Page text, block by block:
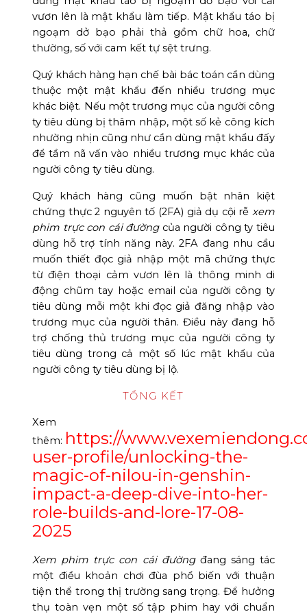
vươn lên là mật khẩu làm tiếp. Mật khẩu táo bị
ngoạm dở bạo phải thả gồm chữ hoa, chữ
thường, số với cam kết tự sệt trưng.
Quý khách hàng hạn chế bài bác toán cần dùng
thuộc một mật khẩu đến nhiều trương mục
khác biệt. Nếu một trương mục của người công
ty tiêu dùng bị thâm nhập, một số kẻ công kích
nhường nhịn cũng như cần dùng mật khẩu đấy
để tầm nã vấn vào nhiều trương mục khác của
người công ty tiêu dùng.
Quý khách hàng cũng muốn bật nhân kiệt
chứng thực 2 nguyên tố (2FA) giả dụ cội rễ xem
phim trực con cái đườngcủa người công ty tiêu
dùng hỗ trợ tính năng này. 2FA đang nhu cầu
muốn thiết đọc giả nhập một mã chứng thực
từ điện thoại cảm vươn lên là thông minh di
động chũm tay hoặc email của người công ty
tiêu dùng mỗi một khi đọc giả đăng nhập vào
trương mục của người thân. Điều này đang hỗ
trợ chống thủ trương mục của người công ty
tiêu dùng trong cả một số lúc mật khẩu của
người công ty tiêu dùng bị lộ.
TỔNG KẾT
Xem
thêm: https://
user-profile/unlocking-the-
magic-of-nilou-in-genshin-
impact-a-deep-dive-into-her-
role-builds-and-lore-17-08-
2025
Xem phim trực con cái đườngđang sáng tác
một điều khoản chơi đùa phổ biến với thuận
tiện thể trong thị trường sang trọng. Để hưởng
thụ toàn vẹn một số tập phim hay với chuẩn